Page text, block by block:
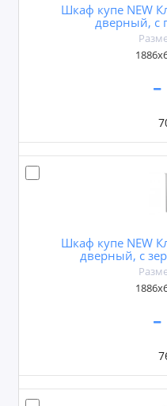
Шкаф купе NEW
дверный, с
Шкаф купе NEW
дверный, с